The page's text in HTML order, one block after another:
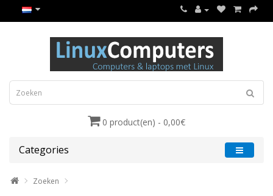
0 product(en) - 0,00€
Categories
Zoeken